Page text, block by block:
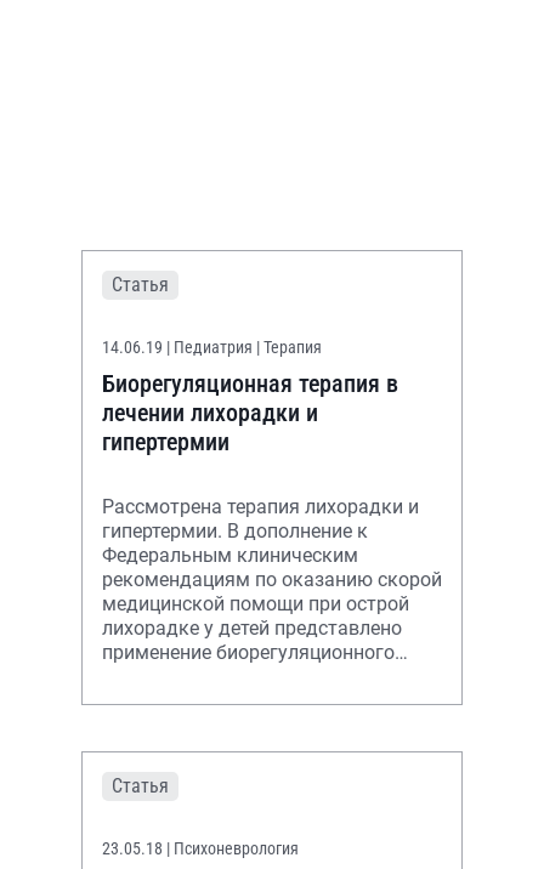
Статья
14.06.19 | Педиатрия | Терапия
Биорегуляционная терапия в
лечении лихорадки и
гипертермии
Рассмотрена терапия лихорадки и
гипертермии. В дополнение к
Федеральным клиническим
рекомендациям по оказанию скорой
медицинской помощи при острой
лихорадке у детей представлено
применение биорегуляционного
Статья
23.05.18 | Психоневрология